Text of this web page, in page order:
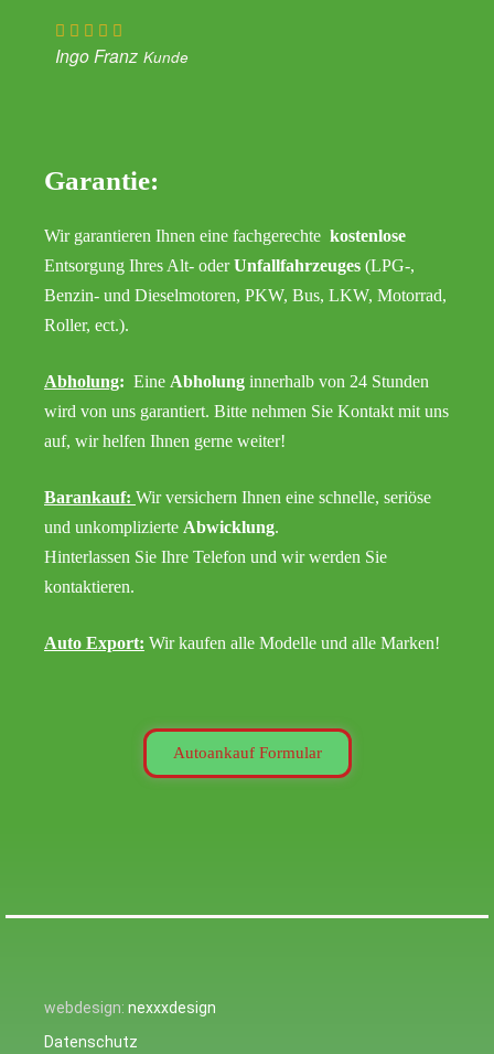
Ingo Franz Kunde
Garantie:
Wir garantieren Ihnen eine fachgerechte kostenlose
Entsorgung Ihres Alt- oderUnfallfahrzeuges (LPG-,
Benzin- und Dieselmotoren, PKW, Bus, LKW, Motorrad,
Roller, ect.).
Abholung: Eine Abholung innerhalb von 24 Stunden
wird von uns garantiert. Bitte nehmen Sie Kontakt mit uns
auf, wir helfen Ihnen gerne weiter!
Barankauf: Wir versichern Ihnen eine schnelle, seriöse
und unkomplizierte Abwicklung.
Hinterlassen Sie Ihre Telefon und wir werden Sie
kontaktieren.
Auto Export: Wir kaufen alle Modelle und alle Marken!
Autoankauf Formular
webdesign: nexxxdesign
Datenschutz